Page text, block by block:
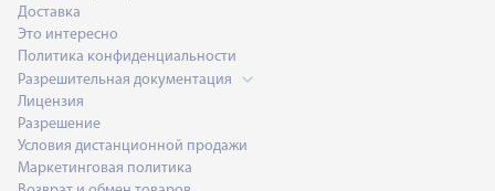
Доставка
Это интересно
Политика конфиденциальности
Разрешительная документация
Лицензия
Разрешение
Условия дистанционной продажи
Маркетинговая политика